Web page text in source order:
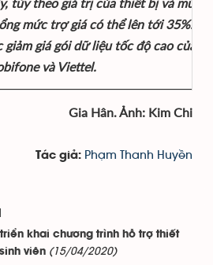
mức trợ giá có thể lên tới 35%.
giảm giá gói dữ liệu tốc độ cao của
và Viettel.
Gia Hân. Ảnh: Kim Chi
Tác giả: Phạm Thanh Huyền
khai chương trình hỗ trợ thiết
viên (15/04/2020)